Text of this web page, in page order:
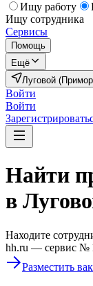
Ищу работу
Ищу сотрудника
Сервисы
Помощь
Ещё
Луговой
Войти
Войти
Найти
в
Находите
hh.ru — сервис №
Разместить